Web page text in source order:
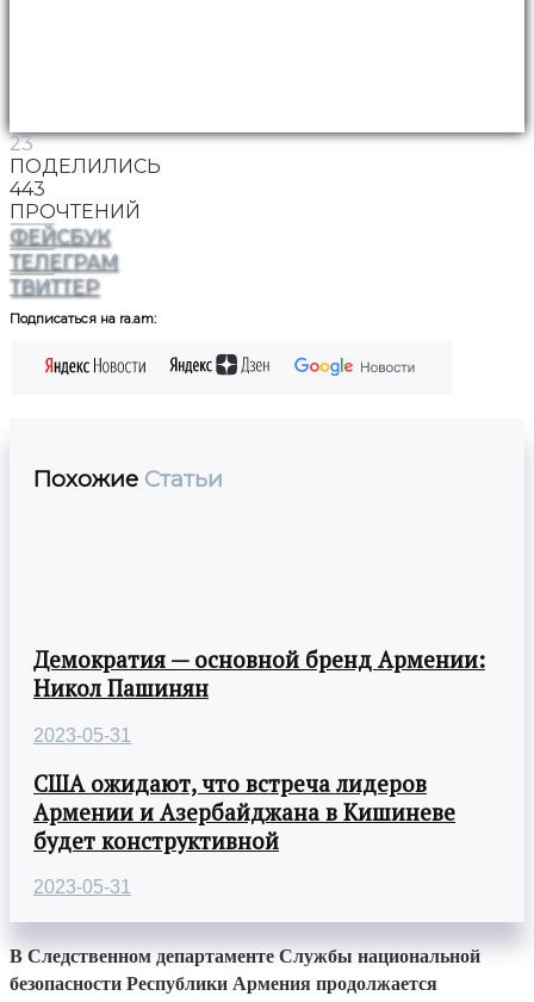
23
ПОДЕЛИЛИСЬ
443
ПРОЧТЕНИЙ
ФЕЙСБУК
ТЕЛЕГРАМ
ТВИТТЕР
Подписаться на ra.am:
Похожие Статьи
Демократия — основной бренд Армении:
Никол Пашинян
2023-05-31
США ожидают, что встреча лидеров
Армении и Азербайджана в Кишиневе
будет конструктивной
2023-05-31
В Следственном департаменте Службы национальной
безопасности Республики Армения продолжается